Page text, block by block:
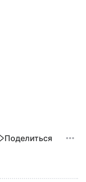
Поделиться